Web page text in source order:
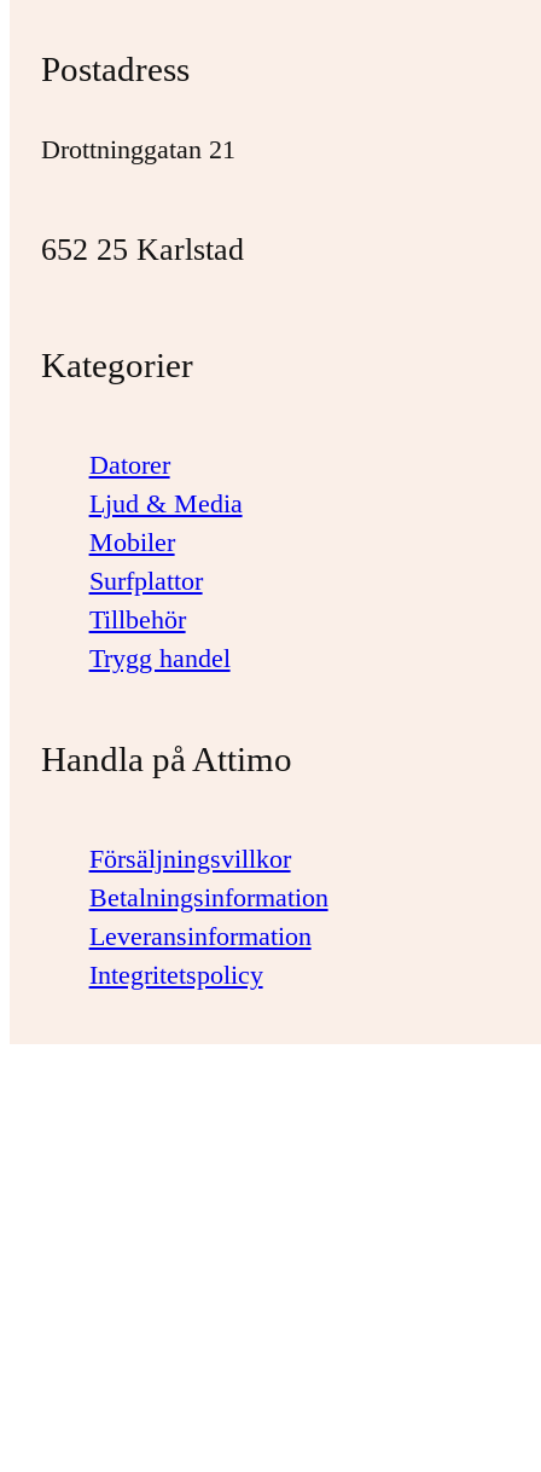
Postadress
Drottninggatan 21
652 25 Karlstad
Kategorier
Datorer
Ljud & Media
Mobiler
Surfplattor
Tillbehör
Trygg handel
Handla på Attimo
Försäljningsvillkor
Betalningsinformation
Leveransinformation
Integritetspolicy